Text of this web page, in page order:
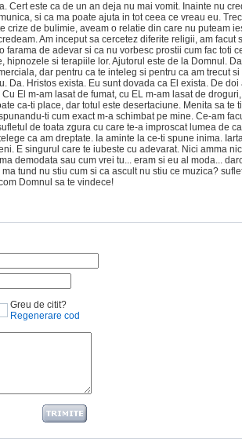
Cert este ca de un an deja nu mai vomit. Inainte nu
si ca ma poate ajuta in tot ceea ce vreau eu.
crize de bulimie, aveam o relatie din care nu puteam
Am inceput sa cercetez diferite religii, am facut
de adevar si ca nu vorbesc prostii cum fac toti
hipnozele si terapiile lor. Ajutorul este de la Domnul.
dar pentru ca te inteleg si pentru ca am trecut
Da. Hristos exista. Eu sunt dovada ca El exista. De
El m-am lasat de fumat, cu EL m-am lasat de
ca-ti place, dar totul este desertaciune. Menita sa te
ti cum exact m-a schimbat pe mine. Ce-am
de toata zgura cu care te-a improscat lumea de
ca am dreptate. Ia aminte la ce-ti spune inima.
E singurul care te iubeste cu adevarat. Nici amma
demodata sau cum vrei tu... eram si eu al moda...
tund nu stiu cum si ca ascult nu stiu ce muzica?
Domnul sa te vindece!
Greu de citit?
Regenerare cod